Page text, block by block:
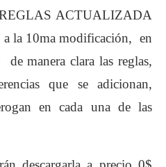
ACTUALIZADA
la 10ma modificación, en
manera clara las reglas,
que se adicionan,
en cada una de las